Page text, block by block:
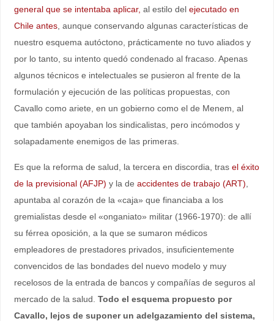
general que se intentaba aplicar, al estilo del ejecutado en
Chile antes, aunque conservando algunas características de
nuestro esquema autóctono, prácticamente no tuvo aliados y
por lo tanto, su intento quedó condenado al fracaso. Apenas
algunos técnicos e intelectuales se pusieron al frente de la
formulación y ejecución de las políticas propuestas, con
Cavallo como ariete, en un gobierno como el de Menem, al
que también apoyaban los sindicalistas, pero incómodos y
solapadamente enemigos de las primeras.
Es que la reforma de salud, la tercera en discordia, tras el éxito
de la previsional (AFJP) y la de accidentes de trabajo (ART)
apuntaba al corazón de la «caja» que financiaba a los
gremialistas desde el «onganiato» militar (1966-1970): de allí
su férrea oposición, a la que se sumaron médicos
empleadores de prestadores privados, insuficientemente
convencidos de las bondades del nuevo modelo y muy
recelosos de la entrada de bancos y compañías de seguros al
mercado de la salud. Todo el esquema propuesto por
Cavallo, lejos de suponer un adelgazamiento del sistema,